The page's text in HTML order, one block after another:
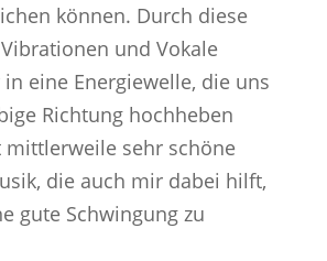
können. Durch diese
und Vokale
eine Energiewelle, die uns
Richtung hochheben
mittlerweile sehr schöne
die auch mir dabei hilft,
gute Schwingung zu